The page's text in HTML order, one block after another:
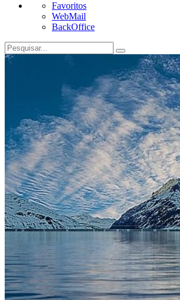
Favoritos
WebMail
BackOffice